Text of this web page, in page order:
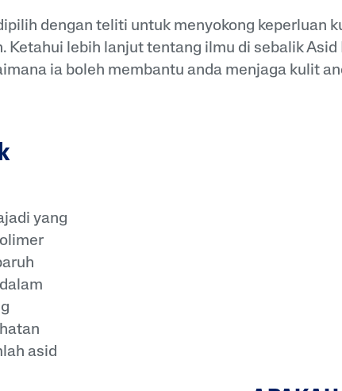
dengan teliti untuk menyokong keperluan
Ketahui lebih lanjut tentang ilmu di sebalik
ia boleh membantu anda menjaga kulit
yang
asid